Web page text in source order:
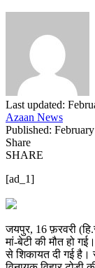
Last updated:
Azaan News
Published:
Share
SHARE
[ad_1]
जयपुर, 16 फ़रवरी
मां-बेटी की मौत हो
से शिकायत दी गई है।